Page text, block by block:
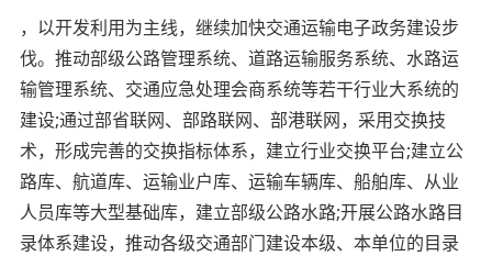
，以开发利用为主线，继续加快交通运输电子政务建设步
伐。推动部级公路管理系统、道路运输服务系统、水路运
输管理系统、交通应急处理会商系统等若干行业大系统的
建设;通过部省联网、部路联网、部港联网，采用交换技
术，形成完善的交换指标体系，建立行业交换平台;建立公
路库、航道库、运输业户库、运输车辆库、船舶库、从业
人员库等大型基础库，建立部级公路水路;开展公路水路目
录体系建设，推动各级交通部门建设本级、本单位的目录